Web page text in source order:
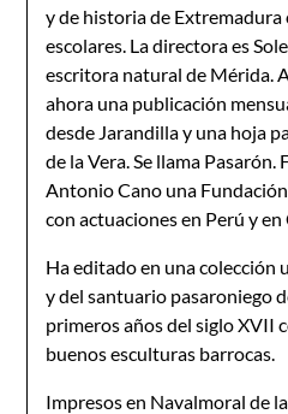
y de historia de Extremadura
escolares. La directora es
escritora natural de Mérida.
ahora una publicación
desde Jarandilla y una hoja
de la Vera. Se llama Pasarón.
Antonio Cano una
con actuaciones en Perú y
Ha editado en una colección
y del santuario pasaroniego
primeros años del siglo XVII
buenos esculturas barrocas.
Impresos en Navalmoral de